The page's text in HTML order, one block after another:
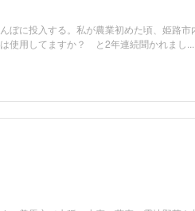
ぼに投入する。私が農業初めた頃、姫路市
使用してますか？ と2年連続聞かれまし...